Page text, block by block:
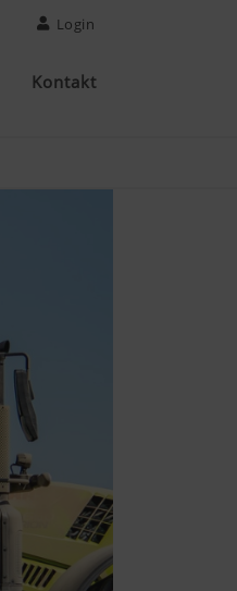
Login
Kontakt